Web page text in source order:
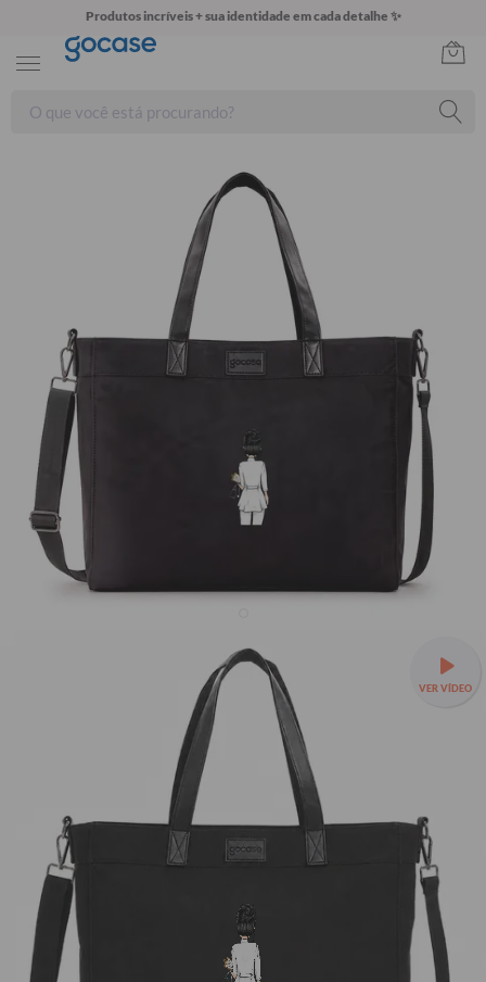
Produtos incríveis + sua identidade em cada detalhe ✨
VER VÍDEO
Tote Daily - Garota Profissões
R$359,90
Tote Daily a partir de R$219,90 + Mimo!